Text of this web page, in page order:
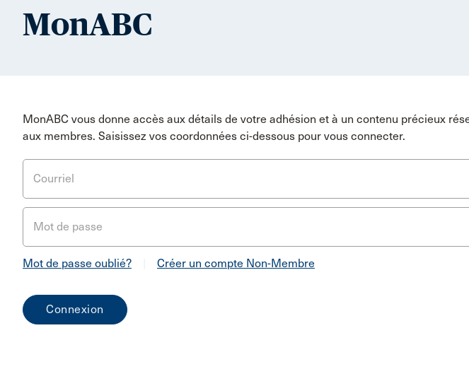
MonABC
MonABC vous donne accès aux détails de votre adhésion et à un contenu précieux
aux membres. Saisissez vos coordonnées ci-dessous pour vous connecter.
Courriel
Mot de passe
Mot de passe oublié? Créer un compte Non-Membre